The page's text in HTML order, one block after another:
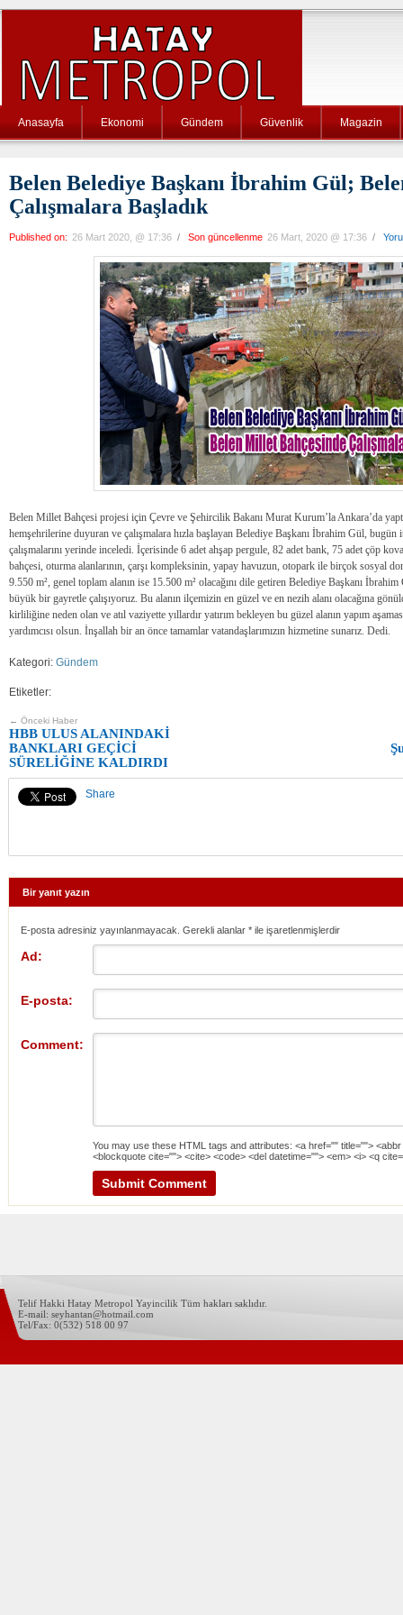
Anasayfa Ekonomi Gündem Güvenlik Magazin
Belen Belediye Başkanı İbrahim Gül;
Çalışmalara Başladık
Published on: 26 Mart 2020, @ 17:36 / Son güncellenme 26 Mart, 2020 @ 17:36 /
Belen Millet Bahçesi projesi için Çevre ve Şehircilik Bakanı Murat Kurum’la Ankara’da
hemşehrilerine duyuran ve çalışmalara hızla başlayan Belediye Başkanı İbrahim Gül,
çalışmalarını yerinde inceledi. İçerisinde 6 adet ahşap pergule, 82 adet bank, 75 adet çöp
bahçesi, oturma alanlarının, çarşı kompleksinin, yapay havuzun, otopark ile birçok sosyal
9.550 m², genel toplam alanın ise 15.500 m² olacağını dile getiren Belediye Başkanı
büyük bir gayretle çalışıyoruz. Bu alanın ilçemizin en güzel ve en nezih alanı olacağına
kirliliğine neden olan ve atıl vaziyette yıllardır yatırım bekleyen bu güzel alanın yapım
yardımcısı olsun. İnşallah bir an önce tamamlar vatandaşlarımızın hizmetine sunarız. Dedi.
Kategori: Gündem
Etiketler:
← Önceki Haber
HBB ULUS ALANINDAKİ
BANKLARI GEÇİCİ
SÜRELİĞİNE KALDIRDI
Share
Bir yanıt yazın
E-posta adresiniz yayınlanmayacak. Gerekli alanlar * ile işaretlenmişlerdir
Ad:
E-posta:
Comment:
You may use these HTML tags and attributes: <a href="" title="">
<blockquote cite=""> <cite> <code> <del datetime=""> <em> <i> <q
Telif Hakki Hatay Metropol Yayincilik Tüm hakları saklıdır.
E-mail: seyhantan@hotmail.com
Tel/Fax: 0(532) 518 00 97